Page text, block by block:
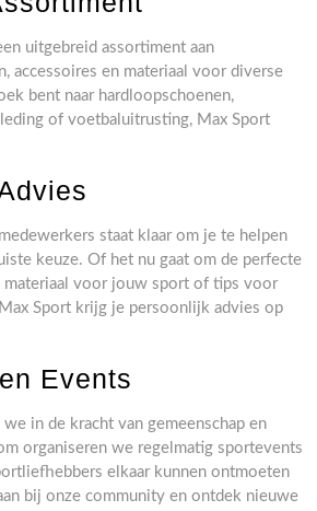
uitgebreid assortiment aan
accessoires en materiaal voor diverse
bent naar hardloopschoenen,
of voetbaluitrusting, Max Sport
staat klaar om je te helpen
keuze. Of het nu gaat om de perfecte
materiaal voor jouw sport of tips voor
Sport krijg je persoonlijk advies op
Events
in de kracht van gemeenschap en
organiseren we regelmatig sportevents
elkaar kunnen ontmoeten
bij onze community en ontdek nieuwe